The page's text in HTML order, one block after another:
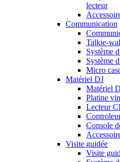
lecteur
Communication
Talkie-
Système
Système
Micro
Matériel DJ
Matériel
Platine
Lecteur
Console
Visite guidée
Visite